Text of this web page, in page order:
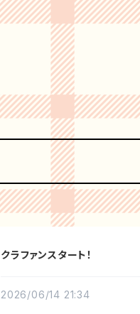
クラファンスタート！
2026/06/14 21:34